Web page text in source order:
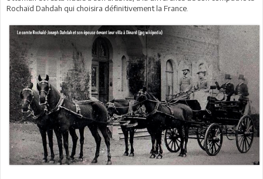
Rochaïd Dahdah qui choisira définitivement la France.